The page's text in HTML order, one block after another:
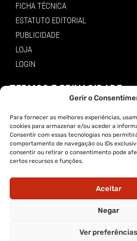
Gerir o
Para fornecer as melhores experiências,
cookies para armazenar e/ou aceder a
Consentir com essas tecnologias nos
comportamento de navegação ou IDs
consentir ou retirar o consentimento pode
certos recursos e funções.
Aceitar
Negar
Ver preferências
FICHA TÉCNICA
ESTATUTO EDITORIAL
PUBLICIDADE
LOJA
LOGIN
TERMOS E PRIVACIDADE
TERMOS DE UTILIZADOR
TERMOS E CONDIÇÕES DA COMPRA
APP A VOZ DE TRÁS-OS-
APP ALERTA TRÁS-OS-